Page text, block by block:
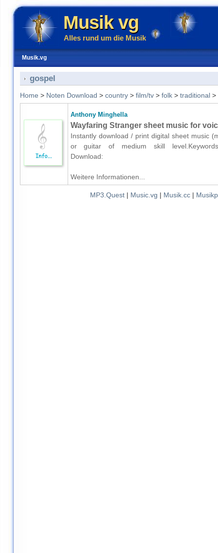
Musik vg
Alles rund um die Musik
Musik.vg
gospel
Home > Noten Download > country> film/tv> folk> traditional>
Anthony Minghella
Wayfaring Stranger sheet music for
Instantly download / print digital sheet music
or guitar of medium skill level.Keywords:
Download:
Weitere Informationen...
MP3.Quest| Music.vg | Musik.cc|